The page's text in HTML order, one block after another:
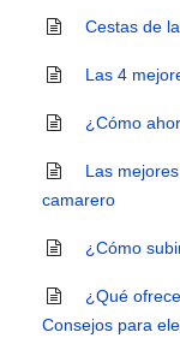
Cestas de
Las 4
¿Cómo
Las
camarero
¿Cómo
¿Qué
Consejos para